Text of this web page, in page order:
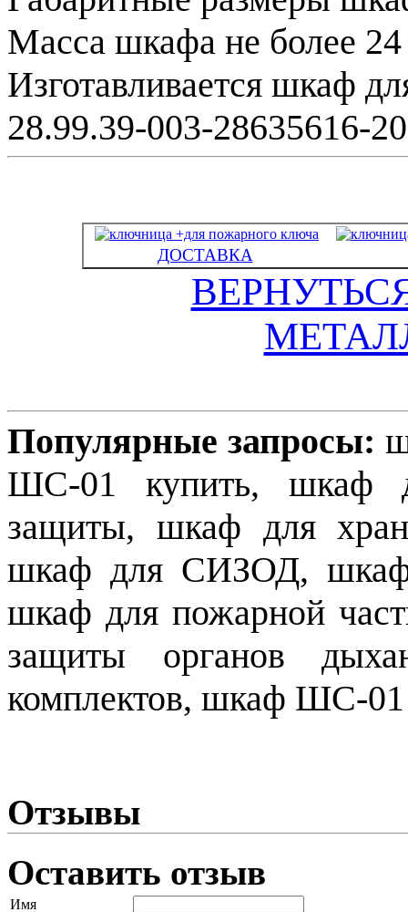
Масса шкафа не более 24
Изготавливается шкаф
28.99.39-003-28635616-
ДОСТАВКА
Популярные запросы:
ШС-01 купить, шкаф
защиты, шкаф для
шкаф для СИЗОД, шкаф
шкаф для пожарной
защиты органов
комплектов, шкаф ШС-01
Отзывы
Оставить отзыв
Имя